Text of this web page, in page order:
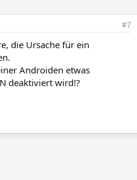
#7
die Ursache für ein
Androiden etwas
deaktiviert wird!?